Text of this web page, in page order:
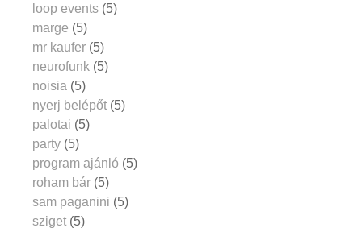
loop events (5)
marge (5)
mr kaufer (5)
neurofunk (5)
noisia (5)
nyerj belépőt (5)
palotai (5)
party (5)
program ajánló (5)
roham bár (5)
sam paganini (5)
sziget (5)